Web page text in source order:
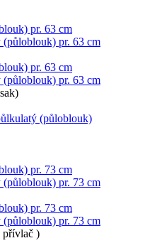
pr. 63 cm
(půloblouk) pr. 63 cm
pr. 63 cm
(půloblouk) pr. 63 cm
(půloblouk)
pr. 73 cm
(půloblouk) pr. 73 cm
pr. 73 cm
(půloblouk) pr. 73 cm
přívlač )